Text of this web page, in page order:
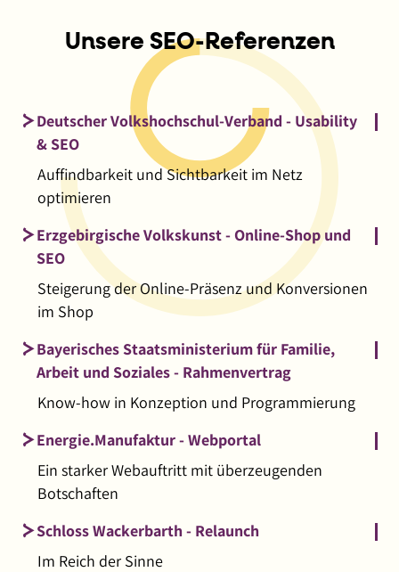
Unsere SEO-Referenzen
Deutscher Volkshochschul-Verband - Usability
& SEO
Auffindbarkeit und Sichtbarkeit im Netz
optimieren
Erzgebirgische Volkskunst - Online-Shop und
SEO
Steigerung der Online-Präsenz und Konversionen
im Shop
Bayerisches Staatsministerium für Familie,
Arbeit und Soziales - Rahmenvertrag
Know-how in Konzeption und Programmierung
Energie.Manufaktur - Webportal
Ein starker Webauftritt mit überzeugenden
Botschaften
Schloss Wackerbarth - Relaunch
Im Reich der Sinne